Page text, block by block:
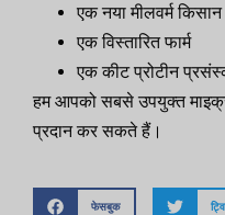
एक नया मीलवर्म किसान
एक विस्तारित फार्म
एक कीट प्रोटीन
हम आपको सबसे उपयुक्त
प्रदान कर सकते हैं।
फेसबुक